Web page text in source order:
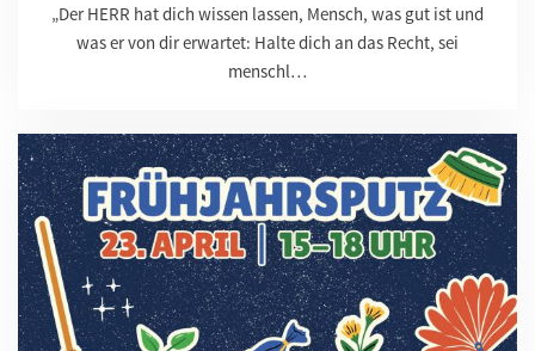
„Der HERR hat dich wissen lassen, Mensch, was gut ist und
was er von dir erwartet: Halte dich an das Recht, sei
menschl…